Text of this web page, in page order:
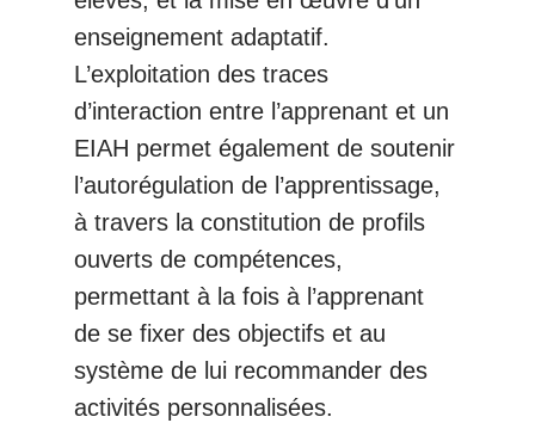
enseignement adaptatif.
L’exploitation des traces
d’interaction entre l’apprenant et un
EIAH permet également de soutenir
l’autorégulation de l’apprentissage,
à travers la constitution de profils
ouverts de compétences,
permettant à la fois à l’apprenant
de se fixer des objectifs et au
système de lui recommander des
activités personnalisées.